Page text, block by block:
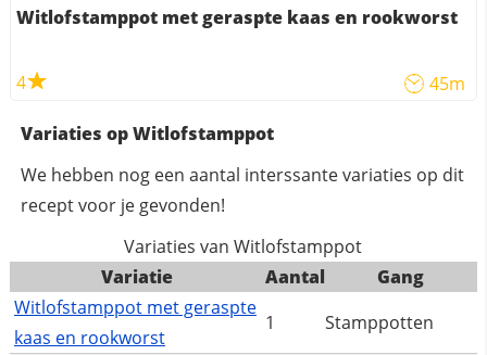
Witlofstamppot met geraspte kaas en rookworst
4 45m
Variaties op Witlofstamppot
We hebben nog een aantal interssante variaties op dit
recept voor je gevonden!
Variaties van Witlofstamppot
Variatie
Aantal
Gang
Witlofstamppot met geraspte
kaas en rookworst
1
Stamppotten